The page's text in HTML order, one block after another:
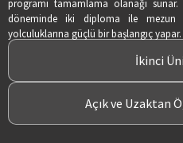
programı tamamlama olanağı
döneminde iki diploma ile mezun
yolculuklarına güçlü bir başlangıç yapar.
İkinci
Açık ve Uzaktan